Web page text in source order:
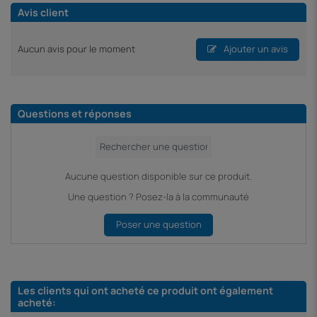
Avis client
Aucun avis pour le moment Ajouter un avis
Questions et réponses
Aucune question disponible sur ce produit.
Une question ? Posez-la à la communauté
Poser une question
Les clients qui ont acheté ce produit ont également
acheté: